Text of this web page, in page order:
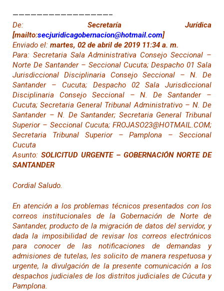
————————————————–
De: Secretaría Jurídica
[mailto:secjuridicagobernacion@hotmail.com]
Enviado el: martes, 02 de abril de 2019 11:34 a. m.
Para: Secretaria Sala Administrativa Consejo Seccional –
Norte De Santander – Seccional Cucuta; Despacho 01 Sala
Jurisdiccional Disciplinaria Consejo Seccional – N. De
Santander – Cucuta; Despacho 02 Sala Jurisdiccional
Disciplinaria Consejo Seccional – N. De Santander –
Cucuta; Secretaria General Tribunal Administrativo – N. De
Santander – N. De Santander; Secretaria General Tribunal
Superior – Seccional Cucuta; FROJASO23@HOTMAIL.COM;
Secretaria Tribunal Superior – Pamplona – Seccional
Cucuta
Asunto: SOLICITUD URGENTE – GOBERNACIÓN NORTE DE
SANTANDER
Cordial Saludo.
En atención a los problemas técnicos presentados con los
correos institucionales de la Gobernación de Norte de
Santander, producto de la migración de datos del servidor, y
dada la imposibilidad de revisar los correos electrónicos
para conocer de las notificaciones de demandas y
admisiones de tutelas, les solicito de manera respetuosa y
urgente, la divulgación de la presente comunicación a los
despachos judiciales de los distritos judiciales de Cúcuta y
Pamplona.